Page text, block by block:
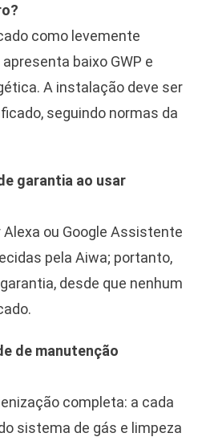
como levemente
baixo GWP e
A instalação deve ser
seguindo normas da
garantia ao usar
ou Google Assistente
pela Aiwa; portanto,
desde que nenhum
de manutenção
completa: a cada
sistema de gás e limpeza